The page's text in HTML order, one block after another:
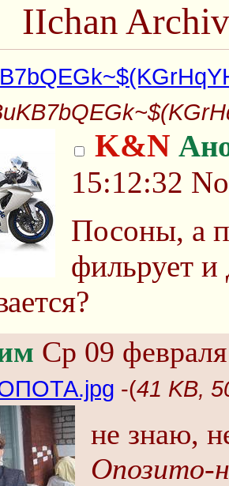
IIchan
K&N
15:12:32
Посоны, а
фильрует и
Ср 09
-(41 KB,
не знаю,
Опозито-